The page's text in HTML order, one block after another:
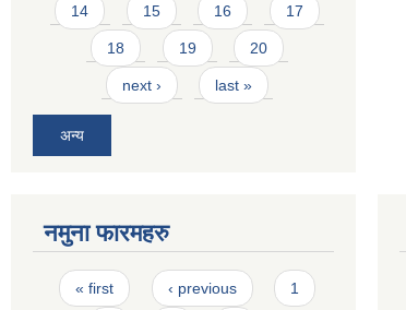
14 15 16 17
18 19 20
next › last »
अन्य
नमुना फारमहरु
Pages
« first ‹ previous 1